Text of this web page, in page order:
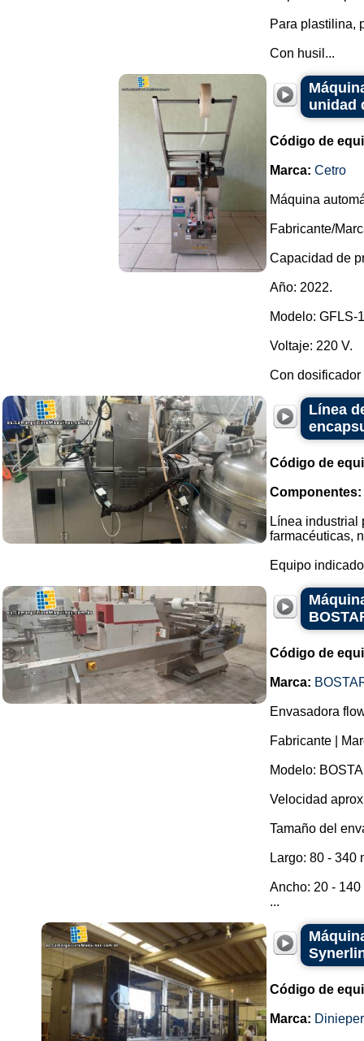
Para plastilina,
Con husil...
unidad
Código de
Marca: Cetro
Máquina
Fabricante/
Capacidad de
Año: 2022.
Modelo: GFLS-
Voltaje: 220 V.
Con dosificador
Línea
Código de
Componentes:
Línea industrial
farmacéuticas,
Equipo
Código de
Marca:
Envasadora
Fabricante |
Modelo:
Velocidad
Tamaño del
Largo: 80 - 340
Ancho: 20 - 140
...
Código de
Marca: Dinieper